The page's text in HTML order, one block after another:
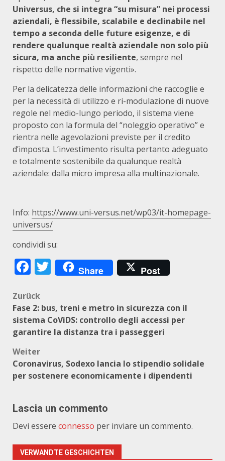
Universus, che si integra “su misura” nei processi
aziendali, è flessibile, scalabile e declinabile nel
tempo a seconda delle future esigenze, e di
rendere qualunque realtà aziendale non solo più
sicura, ma anche più resiliente, sempre nel
rispetto delle normative vigenti».
Per la delicatezza delle informazioni che raccoglie e
per la necessità di utilizzo e ri-modulazione di nuove
regole nel medio-lungo periodo, il sistema viene
proposto con la formula del “noleggio operativo” e
rientra nelle agevolazioni previste per il credito
d’imposta. L’investimento risulta pertanto adeguato
e totalmente sostenibile da qualunque realtà
aziendale: dalla micro impresa alla multinazionale.
Info: https://www.uni-versus.net/wp03/it-homepage-
universus/
condividi su:
Facebook
Twitter
Share Post
Beitragsnavigation
Zurück
Fase 2: bus, treni e metro in sicurezza con il
sistema CoViDS: controllo degli accessi per
garantire la distanza tra i passeggeri
Weiter
Coronavirus, Sodexo lancia lo stipendio solidale
per sostenere economicamente i dipendenti
Lascia un commento
Devi essere connesso per inviare un commento.
VERWANDTE GESCHICHTEN